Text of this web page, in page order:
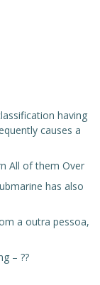
having
causes a
All of them Over
has also
a outra pessoa,
– ??